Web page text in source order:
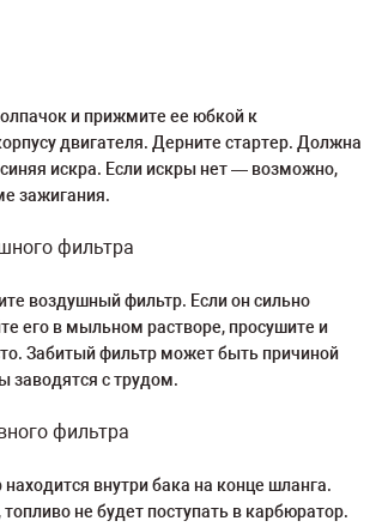
и прижмите ее юбкой к
двигателя. Дерните стартер. Должна
искра. Если искры нет — возможно,
зажигания.
фильтра
воздушный фильтр. Если он сильно
его в мыльном растворе, просушите и
Забитый фильтр может быть причиной
заводятся с трудом.
фильтра
внутри бака на конце шланга.
топливо не будет поступать в карбюратор.